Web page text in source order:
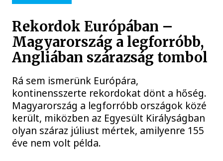
Rekordok Európában –
Magyarország a legforróbb,
Angliában szárazság tombol
Rá sem ismerünk Európára,
kontinensszerte rekordokat dönt a hőség.
Magyarország a legforróbb országok közé
került, miközben az Egyesült Királyságban
olyan száraz júliust mértek, amilyenre 155
éve nem volt példa.